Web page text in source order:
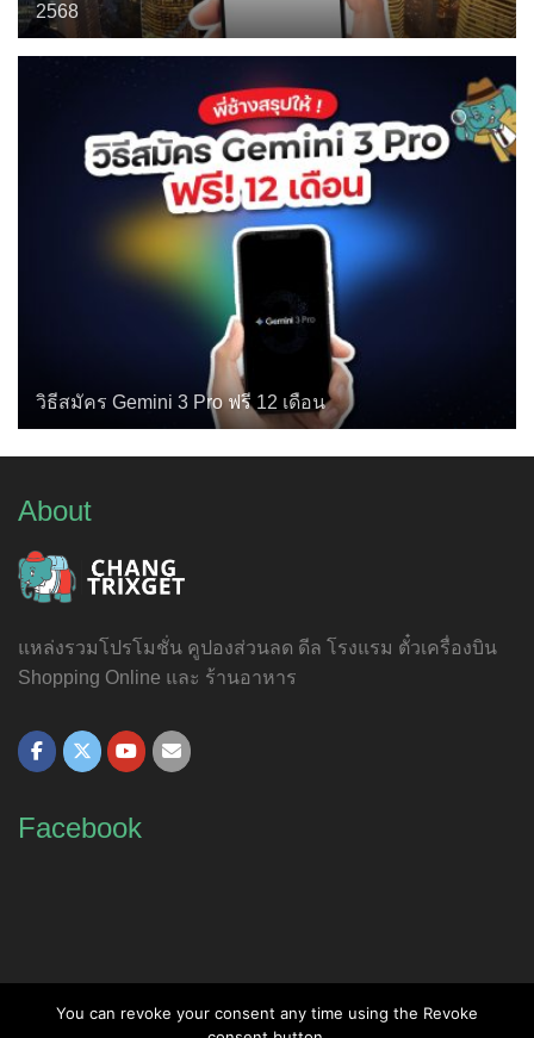
2568
วิธีสมัคร Gemini 3 Pro ฟรี 12 เดือน
About
แหล่งรวมโปรโมชั่น คูปองส่วนลด ดีล โรงแรม ตั๋วเครื่องบิน
Shopping Online และ ร้านอาหาร
Facebook
You can revoke your consent any time using the Revoke